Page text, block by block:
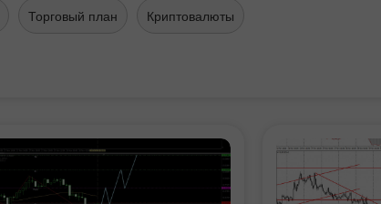
Торговый план Криптовалюты
Demo hisob
ochish
Haqiqiy hisob
ochish